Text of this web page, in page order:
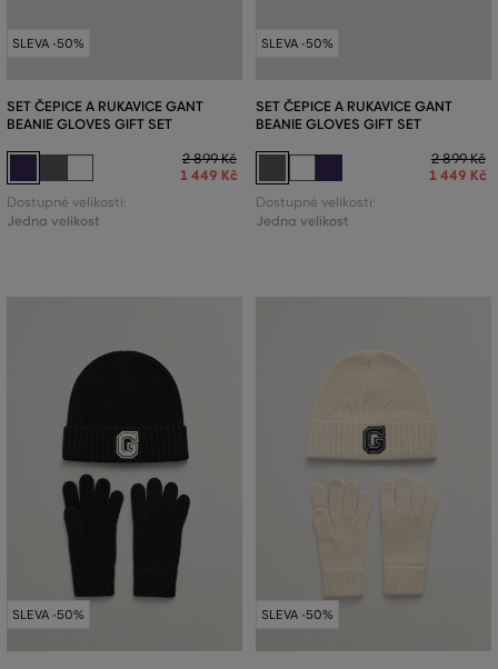
SLEVA -50%
SET ČEPICE A RUKAVICE GANT
BEANIE GLOVES GIFT SET
2 899 Kč
1 449 Kč
Dostupné velikosti:
Jedna velikost
SLEVA -50%
SET ČEPICE A RUKAVICE GANT
BEANIE GLOVES GIFT SET
2 899 Kč
1 449 Kč
Dostupné velikosti:
Jedna velikost
SLEVA -50% SLEVA -50%